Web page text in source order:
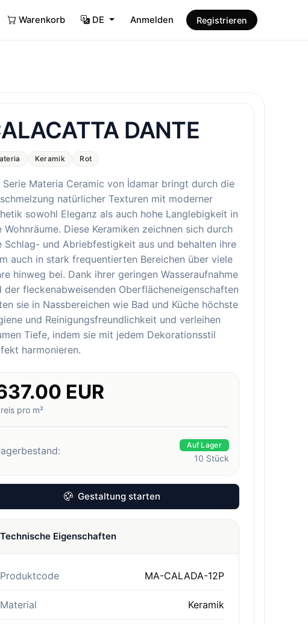
Warenkorb DE Anmelden Registrieren
DANTE
Keramik Rot
Serie Materia Ceramic von İdamar bringt durch die
natürlicher Texturen mit moderner
sowohl Eleganz als auch hohe Langlebigkeit in
Wohnräume. Diese Keramiken zeichnen sich durch
Schlag- und Abriebfestigkeit aus und behalten ihre
auch in stark frequentierten Bereichen über viele
hinweg bei. Dank ihrer geringen Wasseraufnahme
der fleckenabweisenden Oberflächeneigenschaften
sie in Nassbereichen wie Bad und Küche höchste
und Reinigungsfreundlichkeit und verleihen
Tiefe, indem sie mit jedem Dekorationsstil
harmonieren.
EUR
pro m²
Auf Lager
10 Stück
Gestaltung starten
Technische Eigenschaften
Produktcode MA-CALADA-12P
Material Keramik